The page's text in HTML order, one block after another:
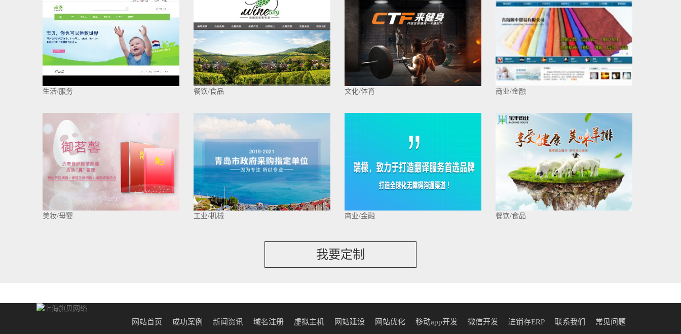
生活/服务 餐饮/食品 文化/体育 商业/金融
美妆/母婴 工业/机械 商业/金融 餐饮/食品
我要定制
网站首页 成功案例 新闻资讯 域名注册 虚拟主机 网站建设 网站优化 移动app开发 微信开发 进销存ERP 联系我们 常见问题